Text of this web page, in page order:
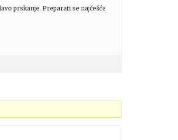
prskanje. Preparati se najčešće